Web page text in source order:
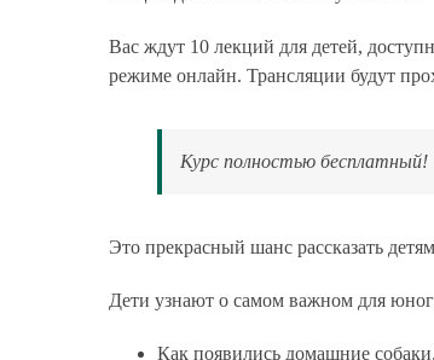
Вас ждут 10 лекций для детей,
режиме онлайн. Трансляции будут
Курс полностью бесплатный!
Это прекрасный шанс рассказать
Дети узнают о самом важном для
Как появились домашние собаки.